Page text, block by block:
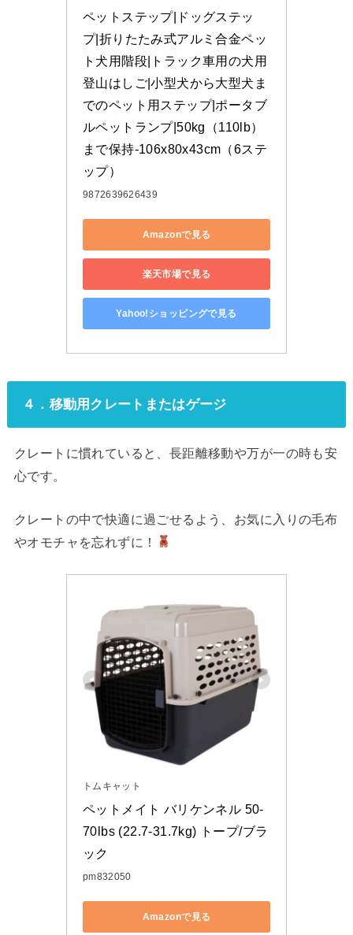
ペットステップ|ドッグステッ
プ|折りたたみ式アルミ合金ペッ
ト犬用階段|トラック車用の犬用
登山はしご|小型犬から大型犬ま
でのペット用ステップ|ポータブ
ルペットランプ|50kg（110lb）
まで保持-106x80x43cm（6ステ
ップ）
9872639626439
Amazonで見る
楽天市場で見る
Yahoo!ショッピングで見る
４．移動用クレートまたはゲージ
クレートに慣れていると、長距離移動や万が一の時も安
心です。
クレートの中で快適に過ごせるよう、お気に入りの毛布
やオモチャを忘れずに！
トムキャット
ペットメイト バリケンネル 50-
70lbs (22.7-31.7kg) トープ/ブラ
ック
pm832050
Amazonで見る